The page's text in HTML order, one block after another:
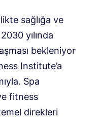
sağlığa ve
yılında
bekleniyor
Institute’a
Spa
fitness
direkleri